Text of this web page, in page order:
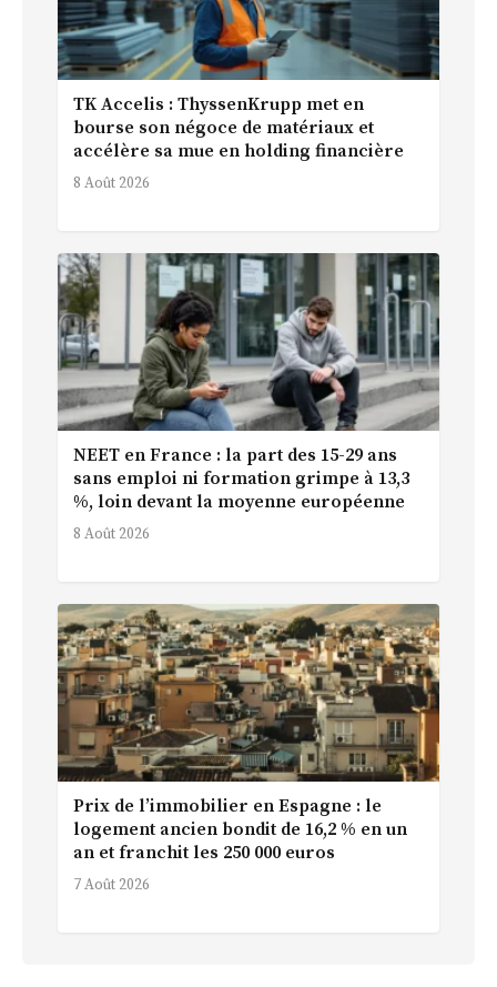
TK Accelis : ThyssenKrupp met en
bourse son négoce de matériaux et
accélère sa mue en holding financière
8 Août 2026
NEET en France : la part des 15-29 ans
sans emploi ni formation grimpe à 13,3
%, loin devant la moyenne européenne
8 Août 2026
Prix de l’immobilier en Espagne : le
logement ancien bondit de 16,2 % en un
an et franchit les 250 000 euros
7 Août 2026